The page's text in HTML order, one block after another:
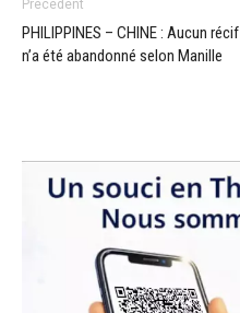
Précédent
PHILIPPINES – CHINE : Aucun récif
n’a été abandonné selon Manille